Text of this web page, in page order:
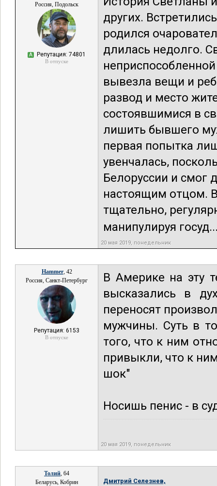
Россия, Подольск
А Репутация: 74801
В отпуске
других.
родился
длилась недолго.
вывезла вещи и
развод и место
состоявшимися в
лишить бывшего
первая попытка
увенчалась,
Белоруссии и смог
настоящим отцом.
тщательно,
манипулируя
20 мая 2019, понедельник
Hammer, 42
Россия, Санкт-Петербург
Репутация: 6153
В отпуске
В Америке на эту
высказались в
переносят
мужчины. Суть в
того, что к ним
привыкли, что к
шок"
Носишь пенис - в
20 мая 2019, понедельник
Толий, 64
Беларусь, Кобрин
Дмитрий Селезнев,